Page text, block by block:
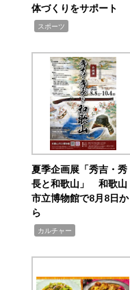
体づくりをサポート
スポーツ
夏季企画展「秀吉・秀
長と和歌山」 和歌山
市立博物館で8月8日か
ら
カルチャー